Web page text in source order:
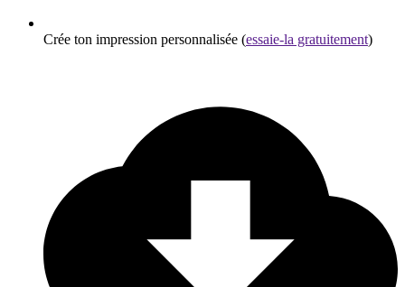
Crée ton impression personnalisée (essaie-la gratuitement)